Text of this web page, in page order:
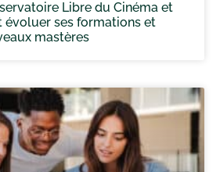
Libre du Cinéma et
évoluer ses formations et
mastères